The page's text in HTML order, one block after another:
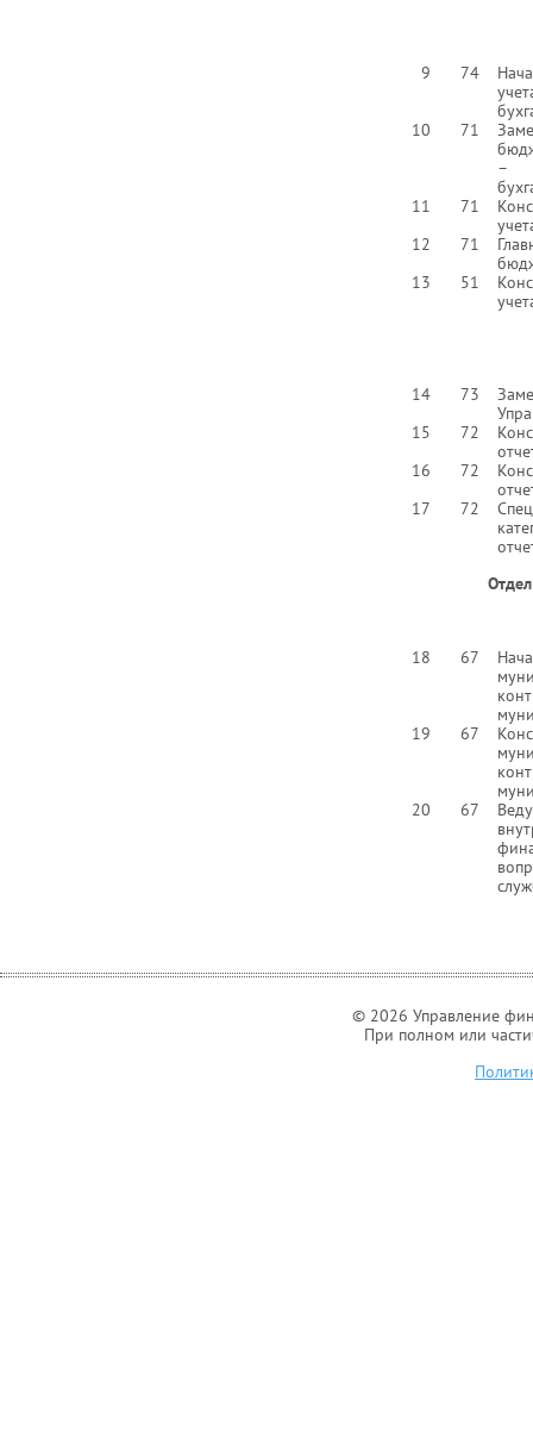
9 74
10
71
–
11
71
12
71
13
51
14 73
15
72
16
72
17
72
18 67
19
67
20
67
© 2026 Управление
При полном или